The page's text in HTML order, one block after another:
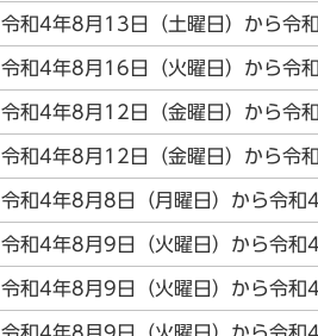
令和4年8月13日（土曜日）から令
令和4年8月16日（火曜日）から令
令和4年8月12日（金曜日）から令
令和4年8月12日（金曜日）から令
令和4年8月8日（月曜日）から令
令和4年8月9日（火曜日）から令
令和4年8月9日（火曜日）から令
令和4年8月9日（火曜日）から令